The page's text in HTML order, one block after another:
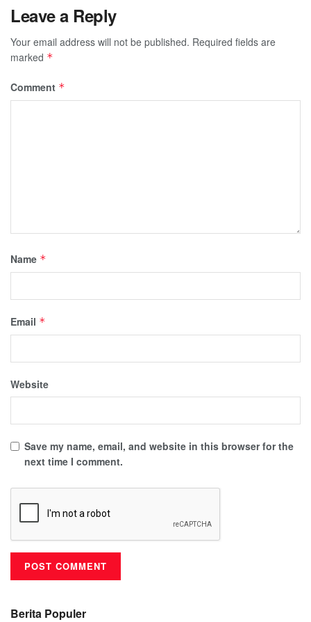
Leave a Reply
Your email address will not be published. Required fields are
marked *
Comment *
Name *
Email *
Website
Save my name, email, and website in this browser for the
next time I comment.
Berita Populer